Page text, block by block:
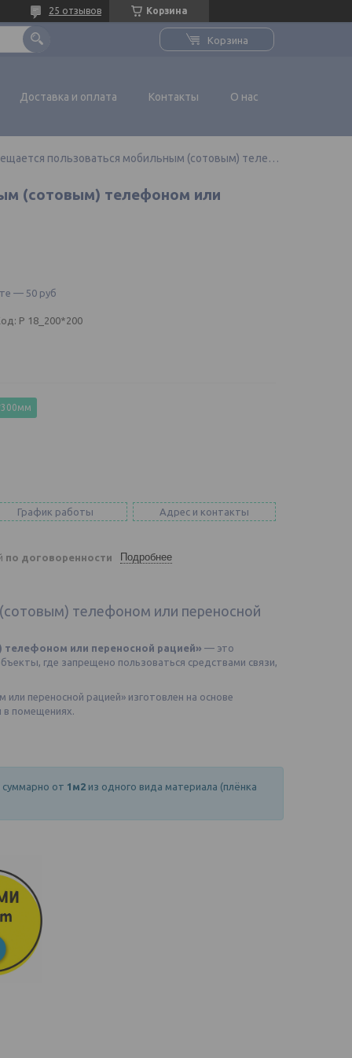
Корзина
25 отзывов
Корзина
Доставка и оплата Контакты О нас
Наклейка пвх "запрещается пользоваться мобильным (сотовым) телефоном или переносной рацией"
(сотовым) телефоном или
— 50 руб
P 18_200*200
График работы Адрес и контакты
по договоренности Подробнее
телефоном или переносной
или переносной рацией» — это
где запрещено пользоваться средствами связи,
переносной рацией» изготовлен на основе
помещениях.
суммарно от 1м2 из одного вида материала (плёнка